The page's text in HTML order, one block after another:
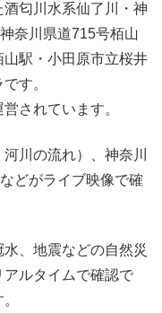
匂川水系仙了川・神
奈川県道715号栢山
駅・小田原市立桜井
す。
されています。
川の流れ）、神奈川
どがライブ映像で確
、地震などの自然災
ルタイムで確認で